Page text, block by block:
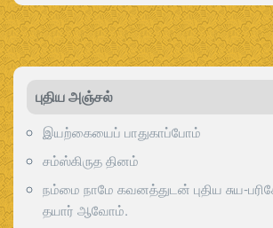
புதிய அஞ்சல்
இயற்கையைப் பாதுகாப்போம்
சம்ஸ்கிருத தினம்
நம்மை நாமே கவனத்துடன் புதிய சுய-
தயார் ஆவோம்.